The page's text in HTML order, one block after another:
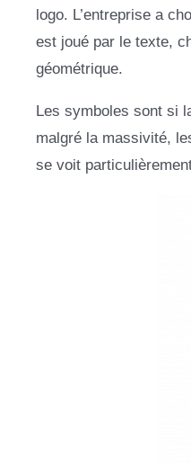
logo. L’entreprise a
est joué par le texte,
géométrique.
Les symboles sont si
malgré la massivité,
se voit